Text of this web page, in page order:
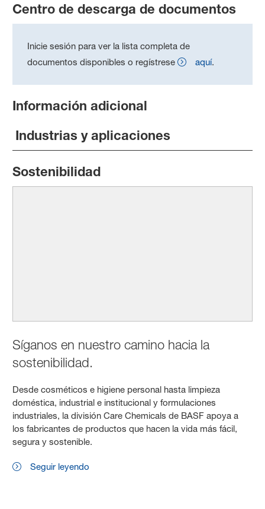
Centro de descarga de documentos
Inicie sesión para ver la lista completa de
documentos disponibles o regístrese
aquí.
Información adicional
Industrias y aplicaciones
Sostenibilidad
Síganos en nuestro camino hacia la
sostenibilidad.
Desde cosméticos e higiene personal hasta limpieza
doméstica, industrial e institucional y formulaciones
industriales, la división Care Chemicals de BASF apoya a
los fabricantes de productos que hacen la vida más fácil,
segura y sostenible.
Seguir leyendo